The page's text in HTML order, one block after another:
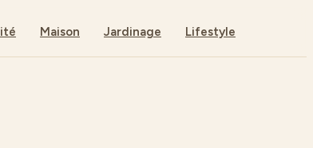
Maison Jardinage Lifestyle